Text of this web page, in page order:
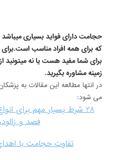
حجامت دارای فواید بسیاری میباشد
که برای همه افراد مناسب
برای شما مفید هست یا نه میتونید
زمینه مشاوره بگیرید.
در انتها مطالعه این مقالات به
می شود:
۲۸ شرط بسیار مهم برای
فصد و
تفاوت حجامت با